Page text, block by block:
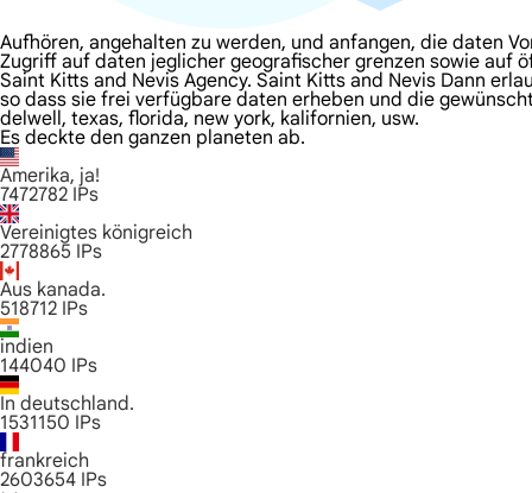
Aufhören, angehalten zu werden, und anfangen, die daten
Zugriff auf daten jeglicher geografischer grenzen sowie auf
Saint Kitts and Nevis Agency. Saint Kitts and Nevis Dann
so dass sie frei verfügbare daten erheben und die
delwell, texas, florida, new york, kalifornien, usw.
Es deckte den ganzen planeten ab.
Amerika, ja!
7472782 IPs
Vereinigtes königreich
2778865 IPs
Aus kanada.
518712 IPs
indien
144040 IPs
In deutschland.
1531150 IPs
frankreich
2603654 IPs